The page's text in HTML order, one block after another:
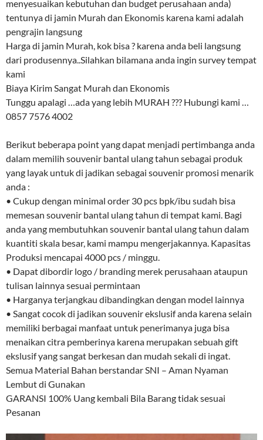
menyesuaikan kebutuhan dan budget perusahaan anda)
tentunya di jamin Murah dan Ekonomis karena kami adalah
pengrajin langsung
Harga di jamin Murah, kok bisa ? karena anda beli langsung
dari produsennya..Silahkan bilamana anda ingin survey tempat
kami
Biaya Kirim Sangat Murah dan Ekonomis
Tunggu apalagi …ada yang lebih MURAH ??? Hubungi kami …
0857 7576 4002
Berikut beberapa point yang dapat menjadi pertimbanga anda
dalam memilih souvenir bantal ulang tahun sebagai produk
yang layak untuk di jadikan sebagai souvenir promosi menarik
anda :
• Cukup dengan minimal order 30 pcs bpk/ibu sudah bisa
memesan souvenir bantal ulang tahun di tempat kami. Bagi
anda yang membutuhkan souvenir bantal ulang tahun dalam
kuantiti skala besar, kami mampu mengerjakannya. Kapasitas
Produksi mencapai 4000 pcs / minggu.
• Dapat dibordir logo / branding merek perusahaan ataupun
tulisan lainnya sesuai permintaan
• Harganya terjangkau dibandingkan dengan model lainnya
• Sangat cocok di jadikan souvenir ekslusif anda karena selain
memiliki berbagai manfaat untuk penerimanya juga bisa
menaikan citra pemberinya karena merupakan sebuah gift
ekslusif yang sangat berkesan dan mudah sekali di ingat.
Semua Material Bahan berstandar SNI – Aman Nyaman
Lembut di Gunakan
GARANSI 100% Uang kembali Bila Barang tidak sesuai
Pesanan